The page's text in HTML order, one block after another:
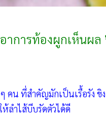
าการท้องผูกเห็นผล
คน ที่สำคัญมักเป็นเรื้อรัง
ลำไส้บีบรัดตัวได้ดี